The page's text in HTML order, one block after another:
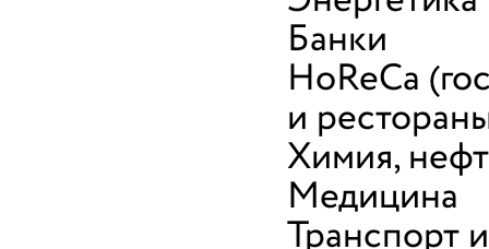
Банки
HoReCa
и
Химия,
Медицина
Транспорт и